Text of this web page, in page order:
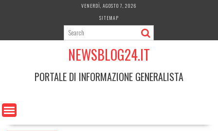
VENERDÌ, AGOSTO 7, 2026
SITEMAP
NEWSBLOG24.IT
PORTALE DI INFORMAZIONE GENERALISTA